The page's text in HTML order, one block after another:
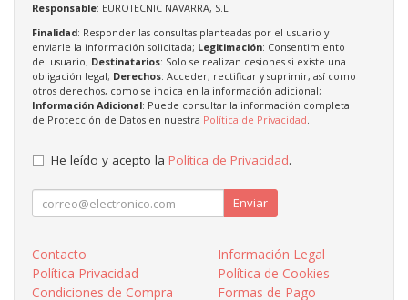
Responsable: EUROTECNIC NAVARRA, S.L
Finalidad: Responder las consultas planteadas por el usuario y
enviarle la información solicitada; Legitimación: Consentimiento
del usuario; Destinatarios: Solo se realizan cesiones si existe una
obligación legal; Derechos: Acceder, rectificar y suprimir, así como
otros derechos, como se indica en la información adicional;
Información Adicional: Puede consultar la información completa
de Protección de Datos en nuestra Política de Privacidad
He leído y acepto la Política de Privacidad.
Enviar
Contacto
Información Legal
Política Privacidad
Política de Cookies
Condiciones de Compra
Formas de Pago